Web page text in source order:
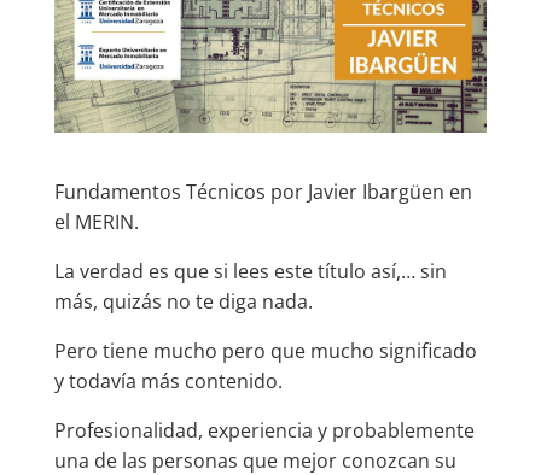
Fundamentos Técnicos por Javier Ibargüen en
el MERIN.
La verdad es que si lees este título así,… sin
más, quizás no te diga nada.
Pero tiene mucho pero que mucho significado
y todavía más contenido.
Profesionalidad, experiencia y probablemente
una de las personas que mejor conozcan su